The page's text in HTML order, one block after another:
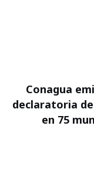
Conagua
declaratoria
en 75